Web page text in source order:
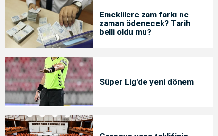
Emeklilere zam farkı ne
zaman ödenecek? Tarih
belli oldu mu?
Süper Lig'de yeni dönem